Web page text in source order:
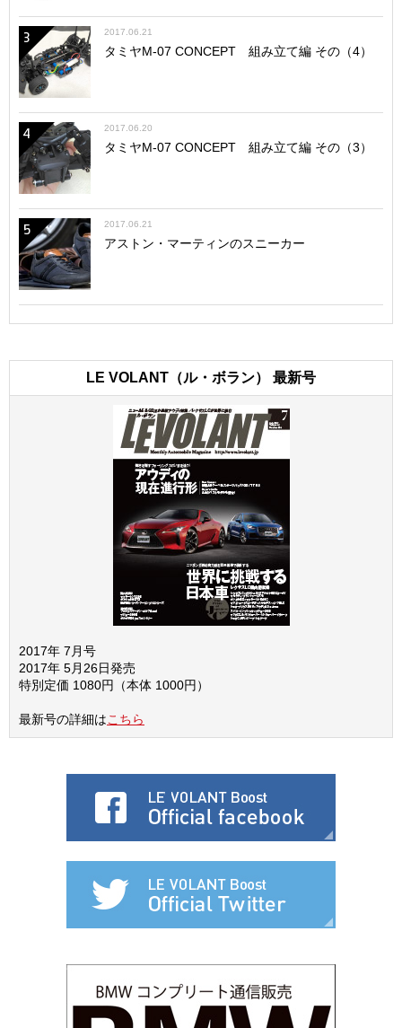
3 2017.06.21
タミヤM-07 CONCEPT 組み立て編 その（4）
4 2017.06.20
タミヤM-07 CONCEPT 組み立て編 その（3）
5 2017.06.21
アストン・マーティンのスニーカー
LE VOLANT（ル・ボラン） 最新号
2017年 7月号
2017年 5月26日発売
特別定価 1080円（本体 1000円）
最新号の詳細はこちら